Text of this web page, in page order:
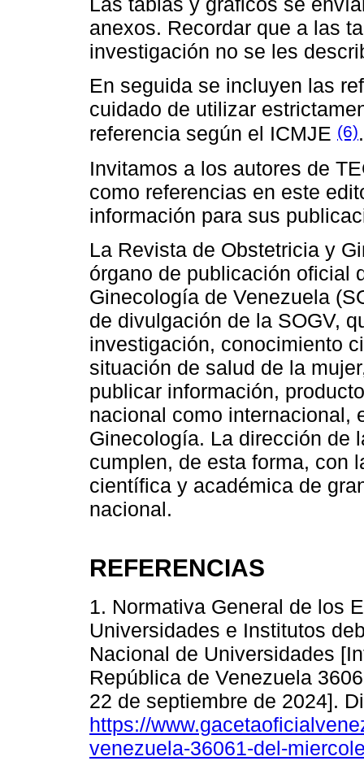
anexos. Recordar que a las
investigación no se les
En seguida se incluyen las
cuidado de utilizar
referencia según el ICMJE (6).
Invitamos a los autores de
como referencias en este
información para sus
La Revista de Obstetricia y
órgano de publicación oficial
Ginecología de Venezuela
de divulgación de la SOGV,
investigación, conocimiento
situación de salud de la
publicar información,
nacional como internacional,
Ginecología. La dirección de
cumplen, de esta forma, con
científica y académica de
nacional.
REFERENCIAS
1. Normativa General de los
Universidades e Institutos
Nacional de Universidades
República de Venezuela
22 de septiembre de 2024].
https://
venezuela-36061-del-